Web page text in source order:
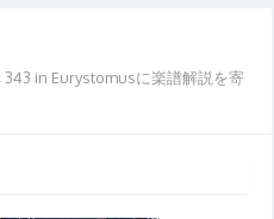
343 in Eurystomusに楽譜解説を寄